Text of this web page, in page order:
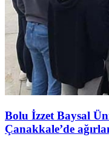
Bolu İzzet Baysal
Çanakkale’de